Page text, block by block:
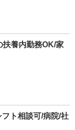
扶養内勤務OK/家
フト相談可/病院/社